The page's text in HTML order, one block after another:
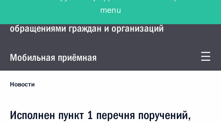
Управление Президента по работе с
обращениями граждан и организаций
Мобильная приёмная
Новости
Исполнен пункт 1 перечня поручений,
menu